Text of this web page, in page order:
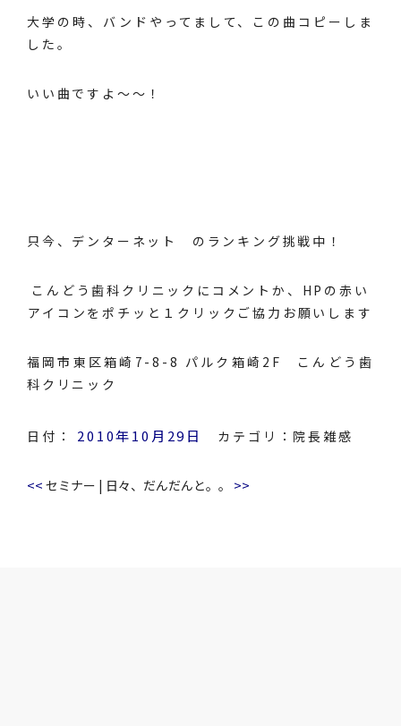
大学の時、バンドやってまして、この曲コピーしま
した。
いい曲ですよ～～！
只今、 デンターネット のランキング挑戦中！
こんどう歯科クリニックにコメントか、HPの赤い
アイコンをポチッと１クリックご協力お願いします
福岡市東区箱崎7-8-8 パルク箱崎2F こんどう歯
科クリニック
日付： 2010年10月29日 カテゴリ： 院長雑感
<< セミナー | 日々、だんだんと。。 >>